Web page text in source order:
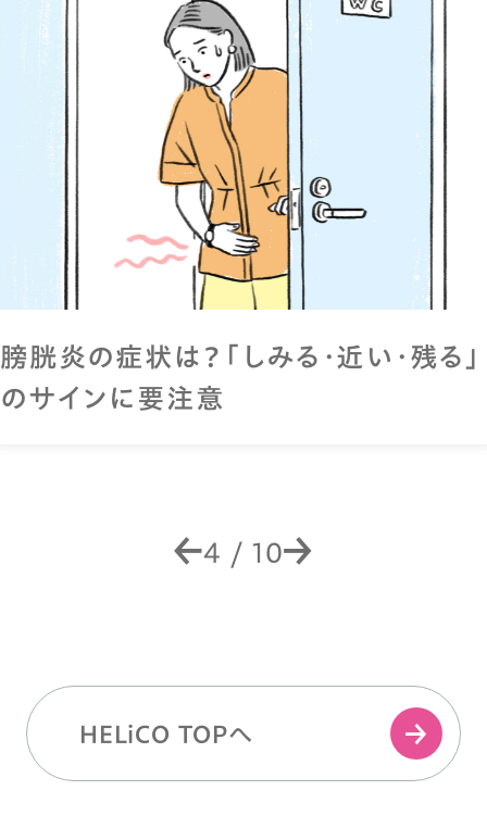
膀胱炎の症状は？「しみる・近い・残る」
のサインに要注意
4 / 10
HELiCO TOPへ